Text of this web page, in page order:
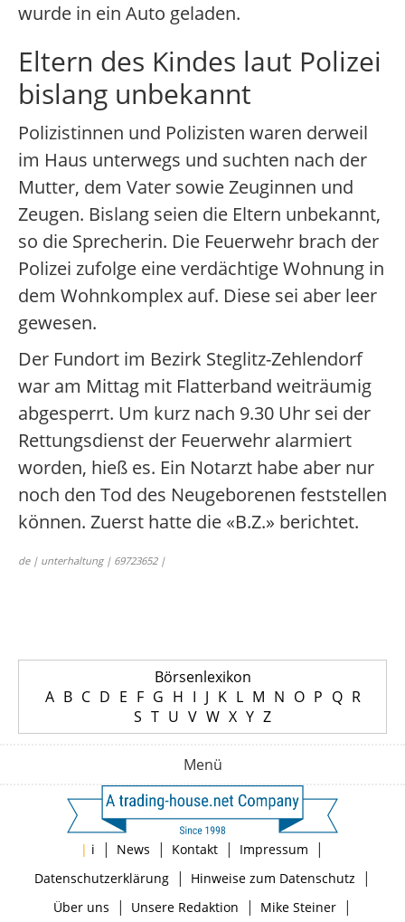
wurde in ein Auto geladen.
Eltern des Kindes laut Polizei
bislang unbekannt
Polizistinnen und Polizisten waren derweil
im Haus unterwegs und suchten nach der
Mutter, dem Vater sowie Zeuginnen und
Zeugen. Bislang seien die Eltern unbekannt,
so die Sprecherin. Die Feuerwehr brach der
Polizei zufolge eine verdächtige Wohnung in
dem Wohnkomplex auf. Diese sei aber leer
gewesen.
Der Fundort im Bezirk Steglitz-Zehlendorf
war am Mittag mit Flatterband weiträumig
abgesperrt. Um kurz nach 9.30 Uhr sei der
Rettungsdienst der Feuerwehr alarmiert
worden, hieß es. Ein Notarzt habe aber nur
noch den Tod des Neugeborenen feststellen
können. Zuerst hatte die «B.Z.» berichtet.
de | unterhaltung | 69723652 |
Börsenlexikon
A B C D E F G H I J K L M N O P Q R
S T U V W X Y Z
Menü
| i | News | Kontakt | Impressum |
Datenschutzerklärung| Hinweise zum Datenschutz |
Über uns | Unsere Redaktion | Mike Steiner|